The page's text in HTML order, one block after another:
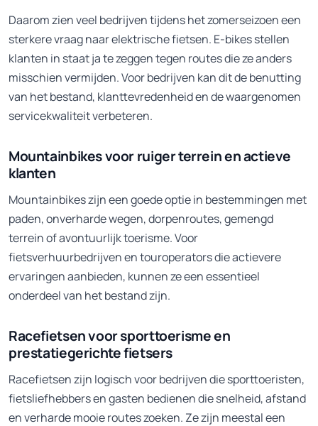
Daarom zien veel bedrijven tijdens het zomerseizoen een
sterkere vraag naar elektrische fietsen. E-bikes stellen
klanten in staat ja te zeggen tegen routes die ze anders
misschien vermijden. Voor bedrijven kan dit de benutting
van het bestand, klanttevredenheid en de waargenomen
servicekwaliteit verbeteren.
Mountainbikes voor ruiger terrein en actieve
klanten
Mountainbikes zijn een goede optie in bestemmingen met
paden, onverharde wegen, dorpenroutes, gemengd
terrein of avontuurlijk toerisme. Voor
fietsverhuurbedrijven en touroperators die actievere
ervaringen aanbieden, kunnen ze een essentieel
onderdeel van het bestand zijn.
Racefietsen voor sporttoerisme en
prestatiegerichte fietsers
Racefietsen zijn logisch voor bedrijven die sporttoeristen,
fietsliefhebbers en gasten bedienen die snelheid, afstand
en verharde mooie routes zoeken. Ze zijn meestal een